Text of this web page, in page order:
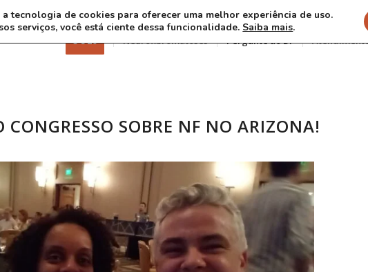
3 8 26 Neurofibromatoses Pergunte ao Dr
CONGRESSO SOBRE NF NO ARIZONA!
a tecnologia de cookies para oferecer uma melhor experiência de uso.
serviços, você está ciente dessa funcionalidade. Saiba mais.